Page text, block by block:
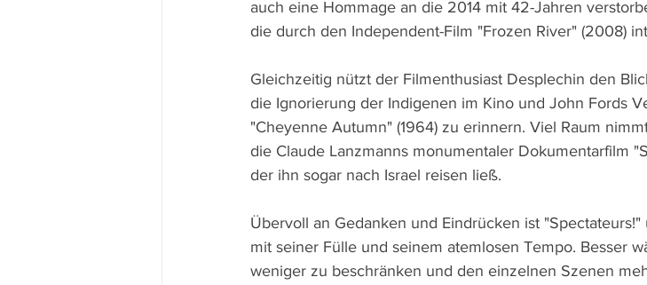
auch eine Hommage an die 2014 mit 42-Jahren
die durch den Independent-Film "Frozen River" (2008)
Gleichzeitig nützt der Filmenthusiast Desplechin den
die Ignorierung der Indigenen im Kino und John Fords
"Cheyenne Autumn" (1964) zu erinnern. Viel Raum
die Claude Lanzmanns monumentaler Dokumentarfilm
der ihn sogar nach Israel reisen ließ.
Übervoll an Gedanken und Eindrücken ist
mit seiner Fülle und seinem atemlosen Tempo. Besser
weniger zu beschränken und den einzelnen Szenen